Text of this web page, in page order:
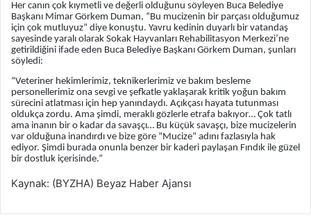
Her canın çok kıymetli ve değerli olduğunu söyleyen Buca Belediye
Başkanı Mimar Görkem Duman, “Bu mucizenin bir parçası olduğumuz
için çok mutluyuz” diye konuştu. Yavru kedinin duyarlı bir vatandaş
sayesinde yaralı olarak Sokak Hayvanları Rehabilitasyon Merkezi’ne
getirildiğini ifade eden Buca Belediye Başkanı Görkem Duman, şunları
söyledi:
“Veteriner hekimlerimiz, teknikerlerimiz ve bakım besleme
personellerimiz ona sevgi ve şefkatle yaklaşarak kritik yoğun bakım
sürecini atlatması için hep yanındaydı. Açıkçası hayata tutunması
oldukça zordu. Ama şimdi, meraklı gözlerle etrafa bakıyor… Çok tatlı
ama inanın bir o kadar da savaşçı… Bu küçük savaşçı, bize mucizelerin
var olduğuna inandırdı ve bize göre “Mucize” adını fazlasıyla hak
ediyor. Şimdi burada onunla benzer bir kaderi paylaşan Fındık ile güzel
bir dostluk içerisinde.”
Kaynak: (BYZHA) Beyaz Haber Ajansı